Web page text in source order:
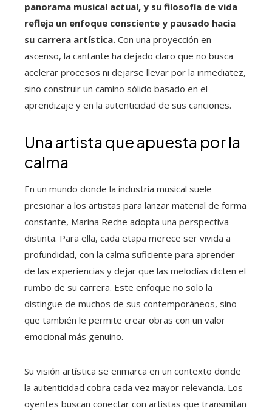
panorama musical actual, y su filosofía de vida
refleja un enfoque consciente y pausado hacia
su carrera artística. Con una proyección en
ascenso, la cantante ha dejado claro que no busca
acelerar procesos ni dejarse llevar por la inmediatez,
sino construir un camino sólido basado en el
aprendizaje y en la autenticidad de sus canciones.
Una artista que apuesta por la
calma
En un mundo donde la industria musical suele
presionar a los artistas para lanzar material de forma
constante, Marina Reche adopta una perspectiva
distinta. Para ella, cada etapa merece ser vivida a
profundidad, con la calma suficiente para aprender
de las experiencias y dejar que las melodías dicten el
rumbo de su carrera. Este enfoque no solo la
distingue de muchos de sus contemporáneos, sino
que también le permite crear obras con un valor
emocional más genuino.
Su visión artística se enmarca en un contexto donde
la autenticidad cobra cada vez mayor relevancia. Los
oyentes buscan conectar con artistas que transmitan